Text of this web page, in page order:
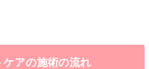
アの施術の流れ